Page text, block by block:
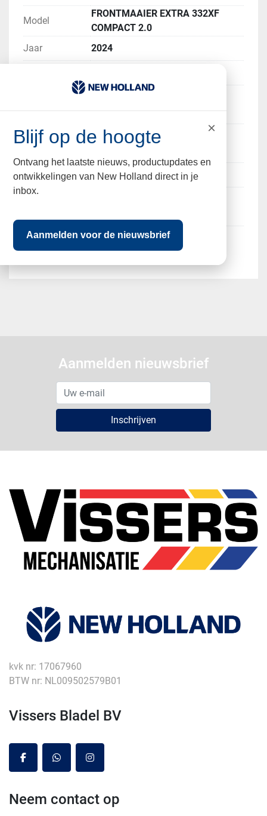
Model
FRONTMAAIER EXTRA 332XF
COMPACT 2.0
Jaar
2024
nummer
Working
width
320 cm
Mower type disc
Position
mower
Aanmelden nieuwsbrief
Inschrijven
kvk nr: 17067960
BTW nr: NL009502579B01
Vissers Bladel BV
facebookwhatsappinstagram
Neem contact op
×
Blijf op de hoogte
Ontvang het laatste nieuws, productupdates en
ontwikkelingen van New Holland direct in je
inbox.
Aanmelden voor de nieuwsbrief